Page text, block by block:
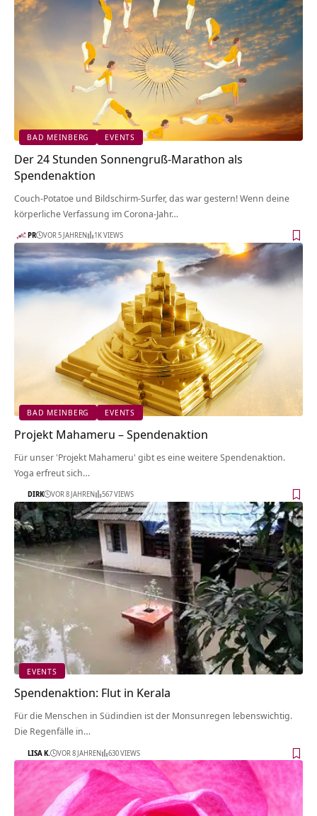
BAD MEINBERG EVENTS
Der 24 Stunden Sonnengruß-Marathon als
Spendenaktion
Couch-Potatoe und Bildschirm-Surfer, das war gestern! Wenn deine
körperliche Verfassung im Corona-Jahr…
PR VOR 5 JAHREN 1K VIEWS
BAD MEINBERG EVENTS
Projekt Mahameru – Spendenaktion
Für unser 'Projekt Mahameru' gibt es eine weitere Spendenaktion.
Yoga erfreut sich…
DIRK VOR 8 JAHREN 567 VIEWS
EVENTS
Spendenaktion: Flut in Kerala
Für die Menschen in Südindien ist der Monsunregen lebenswichtig.
Die Regenfälle in…
LISA K. VOR 8 JAHREN 630 VIEWS